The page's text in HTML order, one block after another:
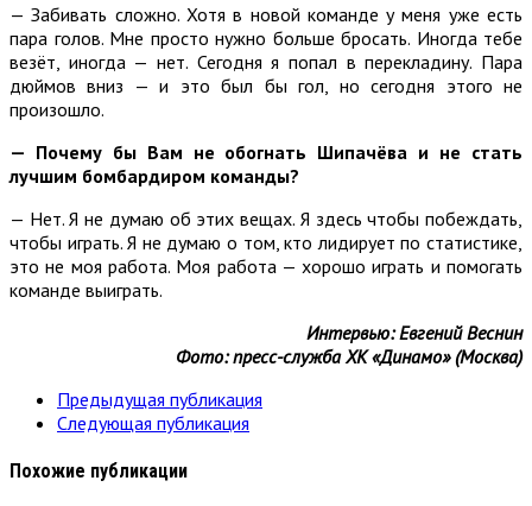
— Забивать сложно. Хотя в новой команде у меня уже есть
пара голов. Мне просто нужно больше бросать. Иногда тебе
везёт, иногда — нет. Сегодня я попал в перекладину. Пара
дюймов вниз — и это был бы гол, но сегодня этого не
произошло.
— Почему бы Вам не обогнать Шипачёва и не стать
лучшим бомбардиром команды?
— Нет. Я не думаю об этих вещах. Я здесь чтобы побеждать,
чтобы играть. Я не думаю о том, кто лидирует по статистике,
это не моя работа. Моя работа — хорошо играть и помогать
команде выиграть.
Интервью: Евгений Веснин
Фото: пресс-служба ХК «Динамо» (Москва)
Предыдущая публикация
Следующая публикация
Похожие публикации